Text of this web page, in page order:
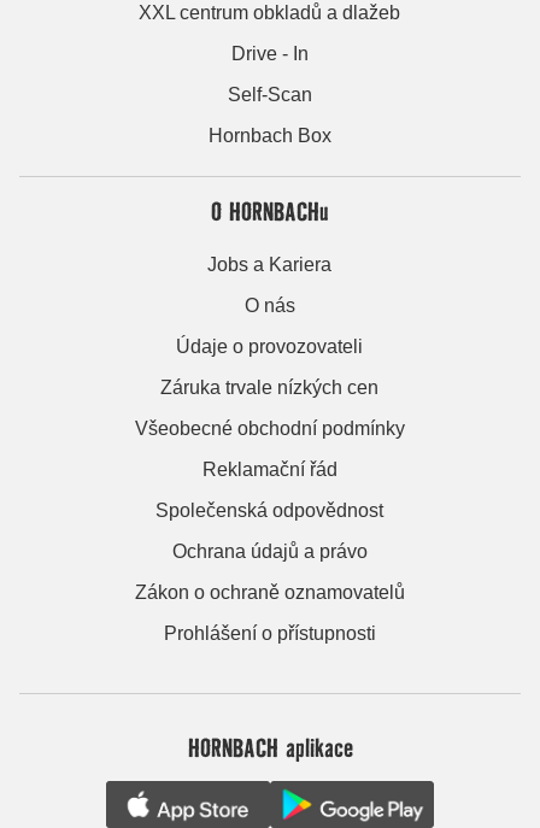
XXL centrum obkladů a dlažeb
Drive - In
Self-Scan
Hornbach Box
O HORNBACHu
Jobs a Kariera
O nás
Údaje o provozovateli
Záruka trvale nízkých cen
Všeobecné obchodní podmínky
Reklamační řád
Společenská odpovědnost
Ochrana údajů a právo
Zákon o ochraně oznamovatelů
Prohlášení o přístupnosti
HORNBACH aplikace